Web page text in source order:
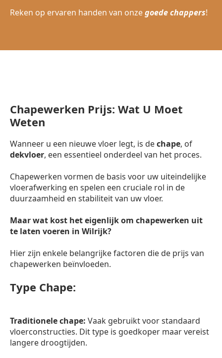
Reken op ervaren handen van onzegoede chappers!
Chapewerken Prijs: Wat U Moet
Weten
Wanneer u een nieuwe vloer legt, is dechape, of
dekvloer, een essentieel onderdeel van het proces.
Chapewerken vormen de basis voor uw uiteindelijke
vloerafwerking en spelen een cruciale rol in de
duurzaamheid en stabiliteit van uw vloer.
Maar wat kost het eigenlijk om chapewerken uit
te laten voeren in Wilrijk?
Hier zijn enkele belangrijke factoren die de prijs van
chapewerken beïnvloeden.
Type Chape:
Traditionele chape: Vaak gebruikt voor standaard
vloerconstructies. Dit type is goedkoper maar vereist
langere droogtijden.